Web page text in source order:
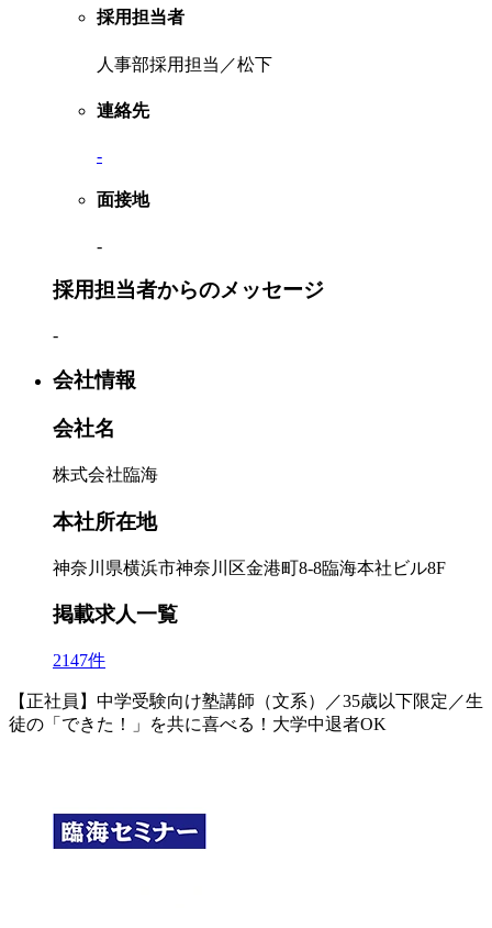
採用担当者
人事部採用担当／松下
連絡先
-
面接地
-
採用担当者からのメッセージ
-
会社情報
会社名
株式会社臨海
本社所在地
神奈川県横浜市神奈川区金港町8-8臨海本社ビル8F
掲載求人一覧
2147件
【正社員】中学受験向け塾講師（文系）／35歳以下限定／生
徒の「できた！」を共に喜べる！大学中退者OK